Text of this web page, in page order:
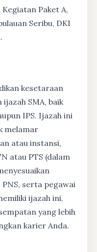
Paket A,
Seribu, DKI
kesetaraan
SMA, baik
IPS. Ijazah ini
melamar
atau instansi,
atau PTS (dalam
serta pegawai
ijazah ini,
yang lebih
karier Anda.